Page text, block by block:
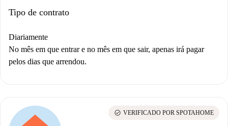
Tipo de contrato
Diariamente
No mês em que entrar e no mês em que sair, apenas irá pagar
pelos dias que arrendou.
check_circle VERIFICADO POR SPOTAHOME